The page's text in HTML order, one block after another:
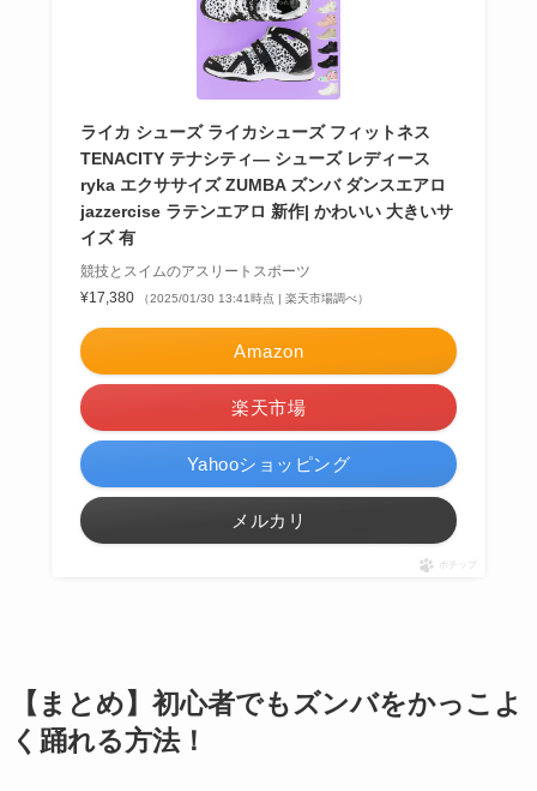
ライカ シューズ ライカシューズ フィットネス
TENACITY テナシティ— シューズ レディース
ryka エクササイズ ZUMBA ズンバ ダンスエアロ
jazzercise ラテンエアロ 新作| かわいい 大きいサ
イズ 有
競技とスイムのアスリートスポーツ
¥17,380
（2025/01/30 13:41時点 | 楽天市場調べ）
Amazon
楽天市場
Yahooショッピング
メルカリ
ポチップ
【まとめ】 初心者でもズンバをかっこよ
く踊れる方法！